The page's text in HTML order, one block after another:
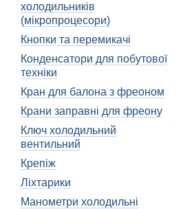
холодильників
(мікропроцесори)
Кнопки та перемикачі
Конденсатори для побутової
техніки
Кран для балона з фреоном
Крани заправні для фреону
Ключ холодильний
вентильний
Крепіж
Ліхтарики
Манометри холодильні